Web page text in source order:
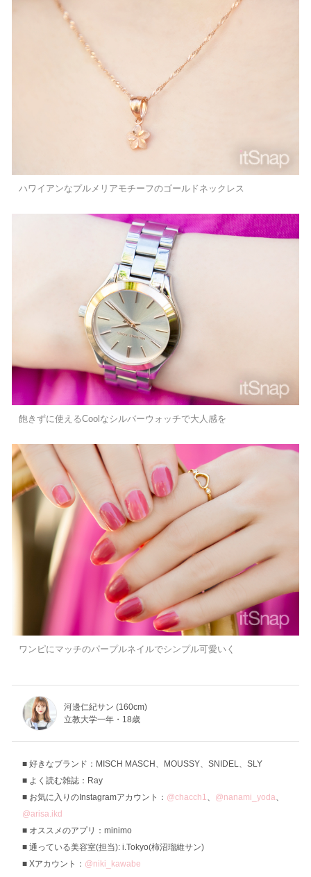
ハワイアンなプルメリアモチーフのゴールドネックレス
飽きずに使えるCoolなシルバーウォッチで大人感を
ワンピにマッチのパープルネイルでシンプル可愛いく
河邊仁紀サン (160cm)
立教大学一年・18歳
好きなブランド：MISCH MASCH、MOUSSY、SNIDEL、SLY
よく読む雑誌：Ray
お気に入りのInstagramアカウント： @chacch1、 @nanami_yoda、
@arisa.ikd
オススメのアプリ：minimo
通っている美容室(担当): i.Tokyo(柿沼瑠維サン)
Xアカウント： @niki_kawabe